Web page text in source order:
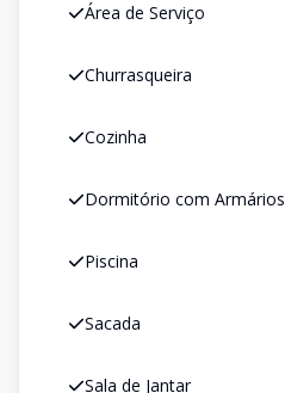
Área de Serviço
Churrasqueira
Cozinha
Dormitório com Armários
Piscina
Sacada
Sala de Jantar